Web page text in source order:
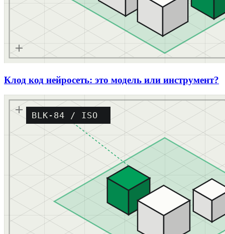
Клод код нейросеть: это модель или инструмент?
BLK-84 / ISO